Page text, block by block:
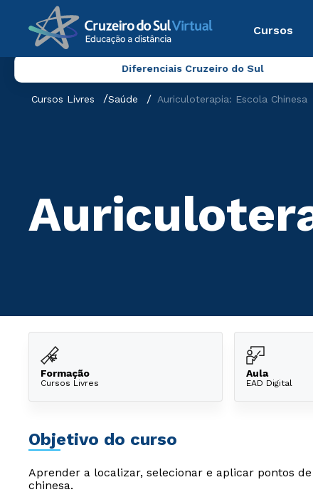
Cursos
Diferenciais Cruzeiro do Sul
Cursos Livres Saúde Auriculoterapia: Escola Chinesa
Formação
Cursos Livres
Aula
EAD Digital
Objetivo do curso
Aprender a localizar, selecionar e aplicar pontos
chinesa.